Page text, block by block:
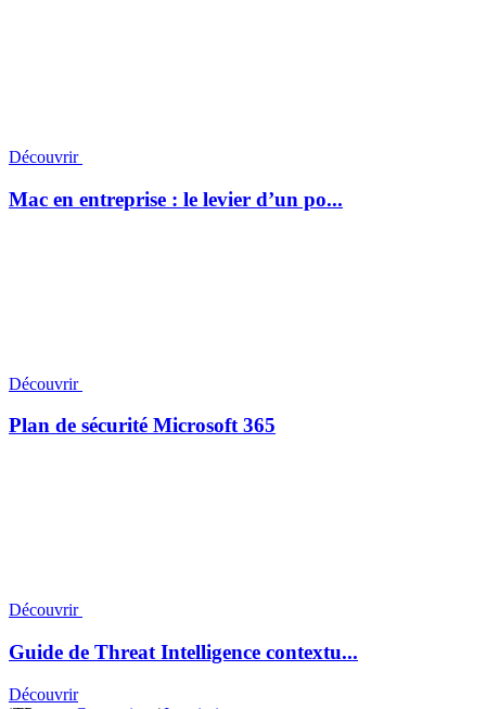
Découvrir
Mac en entreprise : le levier d’un po...
Découvrir
Plan de sécurité Microsoft 365
Découvrir
Guide de Threat Intelligence contextu...
Découvrir